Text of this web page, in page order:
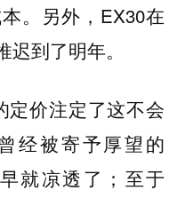
。另外，EX30在
到了明年。
定价注定了这不会
经被寄予厚望的
就凉透了；至于